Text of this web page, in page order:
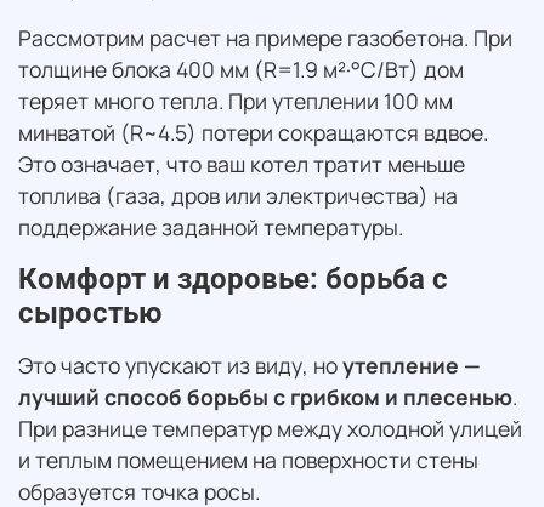
Рассмотрим расчет на примере газобетона. При
толщине блока 400 мм (R=1.9 м²·°С/Вт) дом
теряет много тепла. При утеплении 100 мм
минватой (R~4.5) потери сокращаются вдвое.
Это означает, что ваш котел тратит меньше
топлива (газа, дров или электричества) на
поддержание заданной температуры.
Комфорт и здоровье: борьба с
сыростью
Это часто упускают из виду, ноутепление —
лучший способ борьбы с грибком и плесенью.
При разнице температур между холодной улицей
и теплым помещением на поверхности стены
образуется точка росы.